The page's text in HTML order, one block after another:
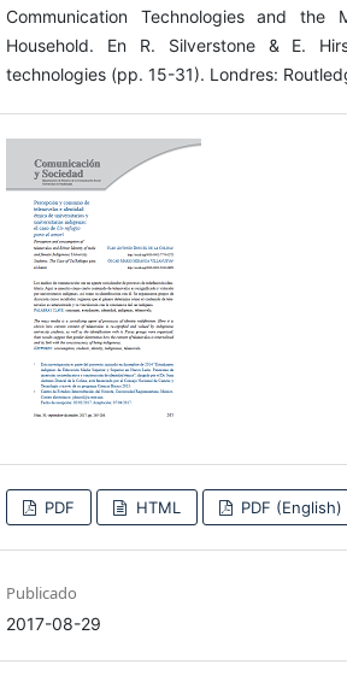
Communication Technologies and the
Household. En R. Silverstone & E.
technologies (pp. 15-31). Londres:
PDF HTML PDF (English)
Publicado
2017-08-29